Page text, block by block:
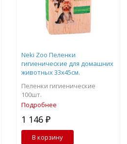
Neki Zoo Пеленки
гигиенические для домашних
животных 33х45см.
Пеленки гигиенические
100шт.
Подробнее
1 146 ₽
В корзину